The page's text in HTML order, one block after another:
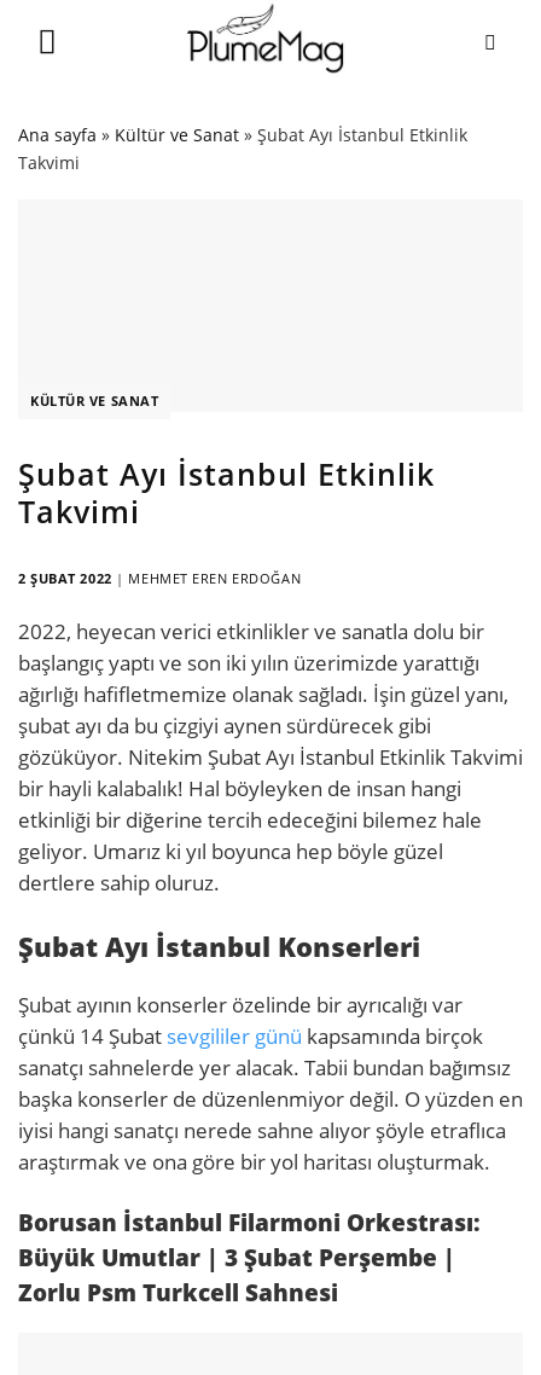
Ana sayfa » Kültür ve Sanat » Şubat Ayı İstanbul Etkinlik
Takvimi
KÜLTÜR VE SANAT
Şubat Ayı İstanbul Etkinlik
Takvimi
2 ŞUBAT 2022 | MEHMET EREN ERDOĞAN
2022, heyecan verici etkinlikler ve sanatla dolu bir
başlangıç yaptı ve son iki yılın üzerimizde yarattığı
ağırlığı hafifletmemize olanak sağladı. İşin güzel yanı,
şubat ayı da bu çizgiyi aynen sürdürecek gibi
gözüküyor. Nitekim Şubat Ayı İstanbul Etkinlik Takvimi
bir hayli kalabalık! Hal böyleyken de insan hangi
etkinliği bir diğerine tercih edeceğini bilemez hale
geliyor. Umarız ki yıl boyunca hep böyle güzel
dertlere sahip oluruz.
Şubat Ayı İstanbul Konserleri
Şubat ayının konserler özelinde bir ayrıcalığı var
çünkü 14 Şubat sevgililer günü kapsamında birçok
sanatçı sahnelerde yer alacak. Tabii bundan bağımsız
başka konserler de düzenlenmiyor değil. O yüzden en
iyisi hangi sanatçı nerede sahne alıyor şöyle etraflıca
araştırmak ve ona göre bir yol haritası oluşturmak.
Borusan İstanbul Filarmoni Orkestrası:
Büyük Umutlar | 3 Şubat Perşembe |
Zorlu Psm Turkcell Sahnesi